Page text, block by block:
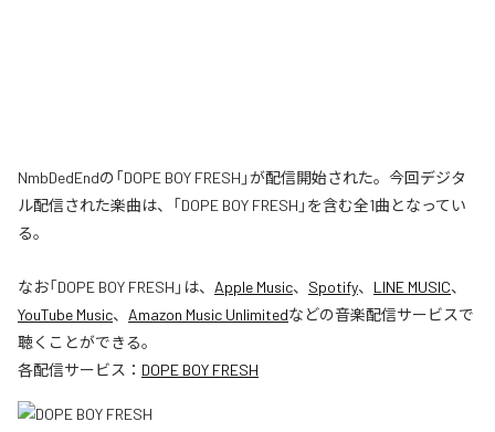
NmbDedEndの「DOPE BOY FRESH」が配信開始された。今回デジタ
ル配信された楽曲は、「DOPE BOY FRESH」を含む全1曲となってい
る。
なお「DOPE BOY FRESH 」は、 Apple Music、 Spotify、 LINE MUSIC、
YouTube Music、 Amazon Music Unlimitedなどの音楽配信サービスで
聴くことができる。
各配信サービス： DOPE BOY FRESH